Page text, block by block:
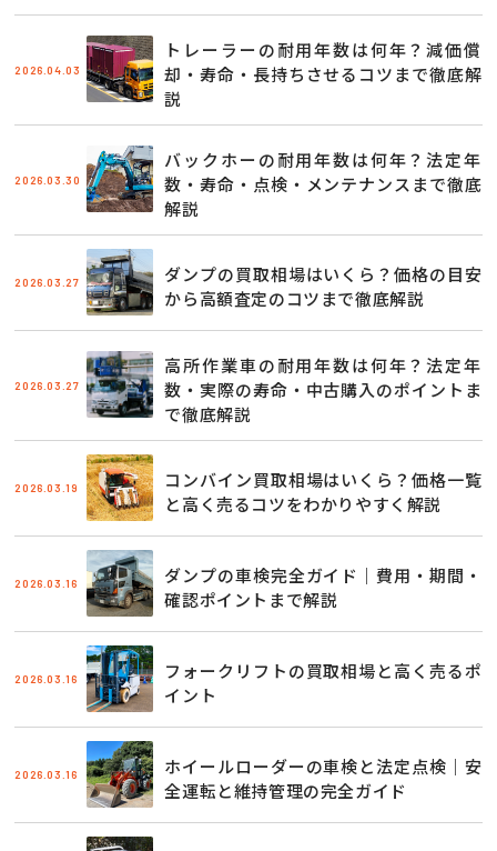
2026.04.03
トレーラーの耐用年数は何年？減価償
却・寿命・長持ちさせるコツまで徹底解
説
2026.03.30
バックホーの耐用年数は何年？法定年
数・寿命・点検・メンテナンスまで徹底
解説
2026.03.27
ダンプの買取相場はいくら？価格の目安
から高額査定のコツまで徹底解説
2026.03.27
高所作業車の耐用年数は何年？法定年
数・実際の寿命・中古購入のポイントま
で徹底解説
2026.03.19
コンバイン買取相場はいくら？価格一覧
と高く売るコツをわかりやすく解説
2026.03.16
ダンプの車検完全ガイド｜費用・期間・
確認ポイントまで解説
2026.03.16
フォークリフトの買取相場と高く売るポ
イント
2026.03.16
ホイールローダーの車検と法定点検｜安
全運転と維持管理の完全ガイド